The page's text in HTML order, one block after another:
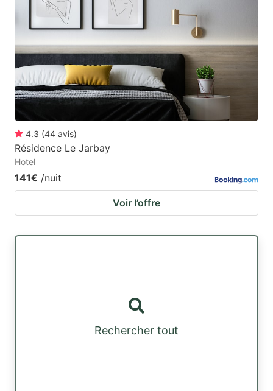
4.3 (44 avis)
Résidence Le Jarbay
Hotel
141€ /nuit
Voir l’offre
Rechercher tout